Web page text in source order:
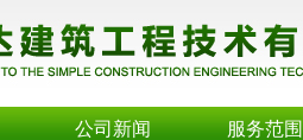
公司新闻 服务范围